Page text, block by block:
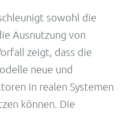
sowohl die
Ausnutzung von
zeigt, dass die
neue und
in realen Systemen
können. Die